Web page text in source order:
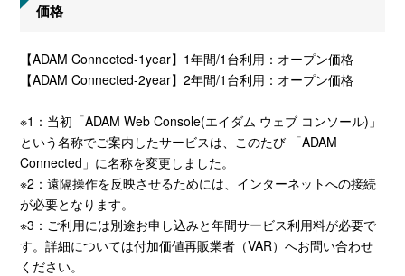
価格
【ADAM Connected-1year】1年間/1台利用：オープン価格
【ADAM Connected-2year】2年間/1台利用：オープン価格
※1：当初「ADAM Web Console(エイダム ウェブ コンソール)」
という名称でご案内したサービスは、このたび 「ADAM
Connected」に名称を変更しました。
※2：遠隔操作を反映させるためには、インターネットへの接続
が必要となります。
※3：ご利用には別途お申し込みと年間サービス利用料が必要で
す。詳細については付加価値再販業者（VAR）へお問い合わせ
ください。